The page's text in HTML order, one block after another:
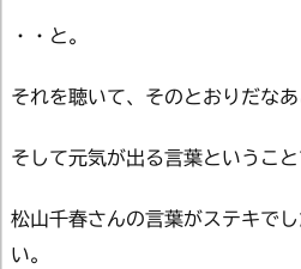
・・と。
それを聴いて、そのとおりだなあ
そして元気が出る言葉ということ
松山千春さんの言葉がステキで
い。